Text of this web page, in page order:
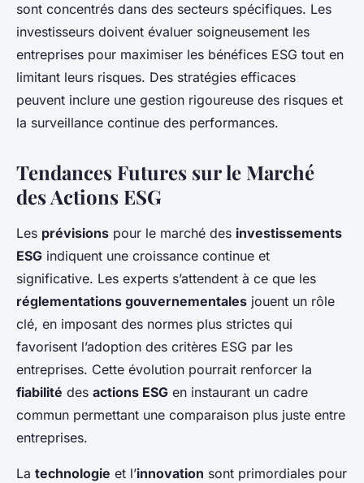
sont concentrés dans des secteurs spécifiques. Les
investisseurs doivent évaluer soigneusement les
entreprises pour maximiser les bénéfices ESG tout en
limitant leurs risques. Des stratégies efficaces
peuvent inclure une gestion rigoureuse des risques et
la surveillance continue des performances.
Tendances Futures sur le Marché
des Actions ESG
Les prévisions pour le marché des investissements
ESG indiquent une croissance continue et
significative. Les experts s’attendent à ce que les
réglementations gouvernementales jouent un rôle
clé, en imposant des normes plus strictes qui
favorisent l’adoption des critères ESG par les
entreprises. Cette évolution pourrait renforcer la
fiabilité des actions ESG en instaurant un cadre
commun permettant une comparaison plus juste entre
entreprises.
La technologie et l’innovation sont primordiales pour